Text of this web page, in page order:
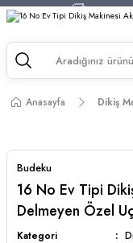
750 TL
750 TL
Anasayfa Dikiş
Budeku
16 No Ev Tipi
Delmeyen Özel
Kategori